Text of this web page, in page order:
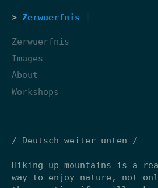
Zerwuerfnis
Zerwuerfnis
Images
About
Workshops
/ Deutsch weiter unten /
Hiking up mountains is a
way to enjoy nature, not